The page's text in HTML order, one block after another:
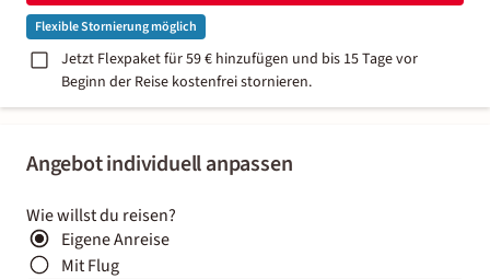
Angebot individuell anpassen
Wie willst du reisen?
Eigene Anreise
Mit Flug
Flexible Stornierung möglich
Jetzt Flexpaket für 59 € hinzufügen und bis 15 Tage vor
Beginn der Reise kostenfrei stornieren.